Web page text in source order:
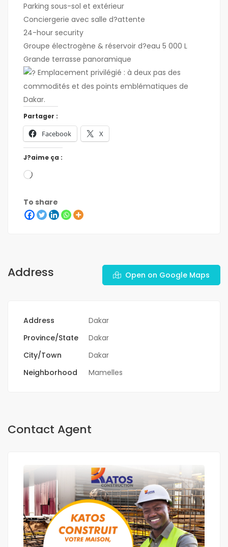
Parking sous-sol et extérieur
Conciergerie avec salle d?attente
24-hour security
Groupe électrogène & réservoir d?eau 5 000 L
Grande terrasse panoramique
Emplacement privilégié : à deux pas des
commodités et des points emblématiques de
Dakar.
Partager :
Facebook X
J?aime ça :
To share
Address Open on Google Maps
Address
Dakar
Province/State
Dakar
City/Town
Dakar
Neighborhood
Mamelles
Contact Agent